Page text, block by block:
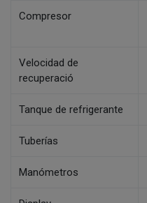
Compresor
Velocidad de
recuperació
Tanque de refrigerante
Tuberías
Manómetros